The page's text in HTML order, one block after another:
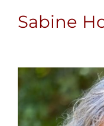
Sabine